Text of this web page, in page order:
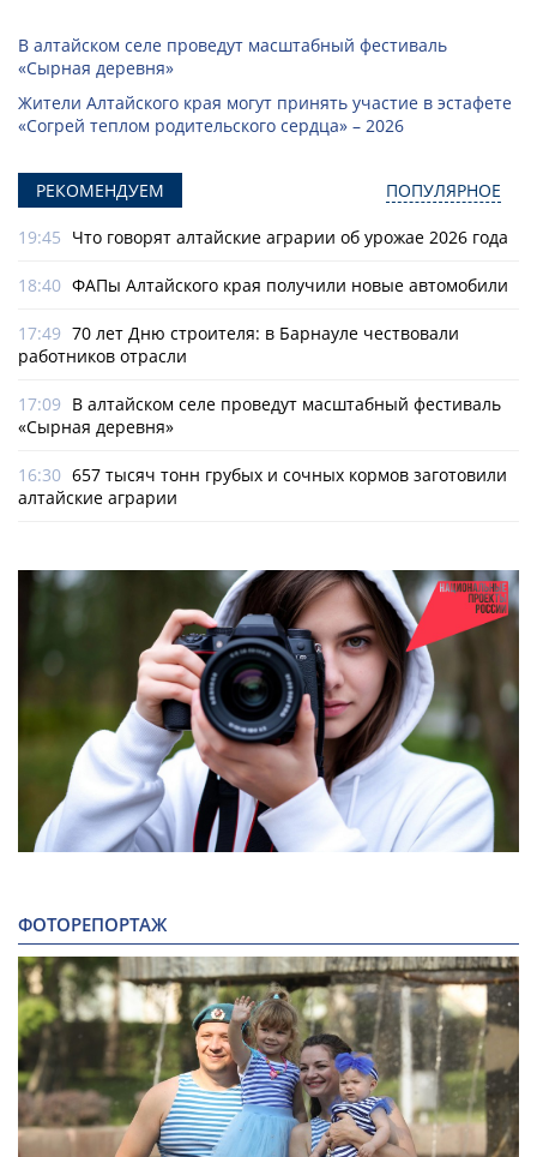
В алтайском селе проведут масштабный фестиваль
«Сырная деревня»
Жители Алтайского края могут принять участие в эстафете
«Согрей теплом родительского сердца» – 2026
РЕКОМЕНДУЕМ ПОПУЛЯРНОЕ
19:45 Что говорят алтайские аграрии об урожае 2026 года
18:40 ФАПы Алтайского края получили новые автомобили
17:49 70 лет Дню строителя: в Барнауле чествовали
работников отрасли
17:09 В алтайском селе проведут масштабный фестиваль
«Сырная деревня»
16:30 657 тысяч тонн грубых и сочных кормов заготовили
алтайские аграрии
ФОТОРЕПОРТАЖ